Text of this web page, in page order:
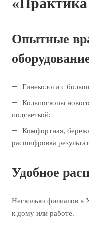
Опытные
Гинекологи с
Кольпоскопы
подсветкой;
Комфортная,
расшифровка
Удобное
Несколько филиалов
к дому или работе.